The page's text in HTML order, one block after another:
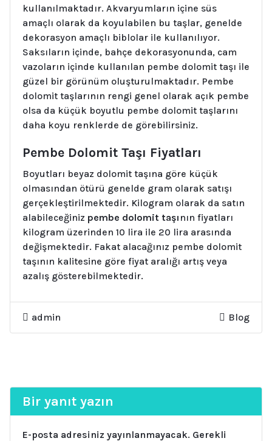
kullanılmaktadır. Akvaryumların içine süs
amaçlı olarak da koyulabilen bu taşlar, genelde
dekorasyon amaçlı biblolar ile kullanılıyor.
Saksıların içinde, bahçe dekorasyonunda, cam
vazoların içinde kullanılan pembe dolomit taşı ile
güzel bir görünüm oluşturulmaktadır. Pembe
dolomit taşlarının rengi genel olarak açık pembe
olsa da küçük boyutlu pembe dolomit taşlarını
daha koyu renklerde de görebilirsiniz.
Pembe Dolomit Taşı Fiyatları
Boyutları beyaz dolomit taşına göre küçük
olmasından ötürü genelde gram olarak satışı
gerçekleştirilmektedir. Kilogram olarak da satın
alabileceğiniz pembe dolomit taşı nın fiyatları
kilogram üzerinden 10 lira ile 20 lira arasında
değişmektedir. Fakat alacağınız pembe dolomit
taşının kalitesine göre fiyat aralığı artış veya
azalış gösterebilmektedir.
admin Blog
Bir yanıt yazın
E-posta adresiniz yayınlanmayacak. Gerekli